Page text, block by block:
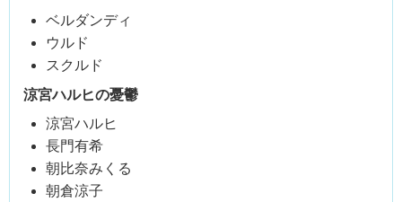
ベルダンディ
ウルド
スクルド
涼宮ハルヒの憂鬱
涼宮ハルヒ
長門有希
朝比奈みくる
朝倉涼子